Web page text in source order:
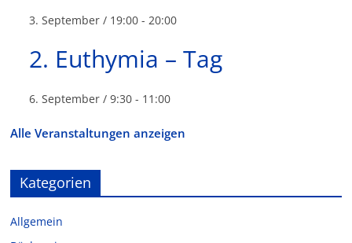
3. September / 19:00 -20:00
2. Euthymia – Tag
6. September / 9:30 - 11:00
Alle Veranstaltungen anzeigen
Kategorien
Allgemein